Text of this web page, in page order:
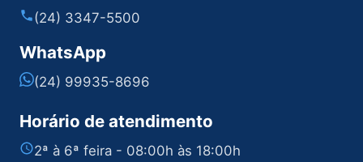
(24) 3347-5500
WhatsApp
(24) 99935-8696
Horário de atendimento
2ª à 6ª feira - 08:00h às 18:00h